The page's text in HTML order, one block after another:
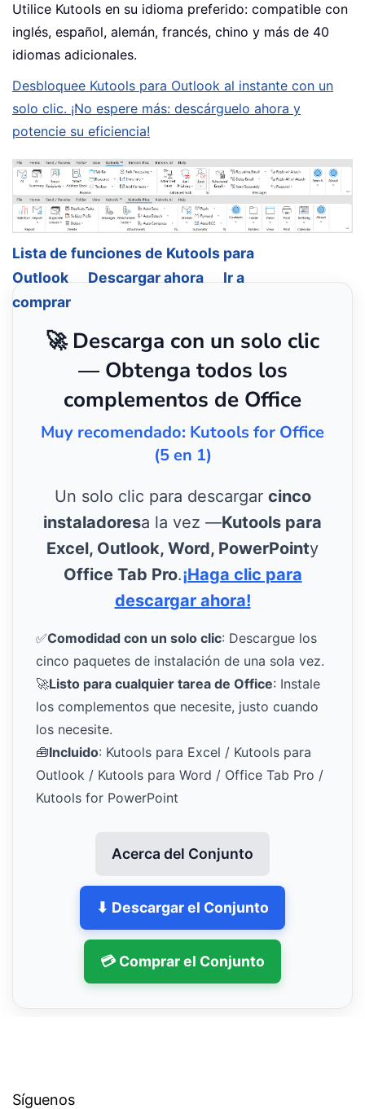
Utilice Kutools en su idioma preferido: compatible con
inglés, español, alemán, francés, chino y más de 40
idiomas adicionales.
Desbloquee Kutools para Outlook al instante con un
solo clic. ¡No espere más: descárguelo ahora y
potencie su eficiencia!
Lista de funciones de Kutools para
Outlook
Descargar ahora
Ir a
comprar
🚀 Descarga con un solo clic
— Obtenga todos los
complementos de Office
Muy recomendado: Kutools for Office
(5 en 1)
Un solo clic para descargar cinco
instaladoresa la vez —Kutools para
Excel, Outlook, Word, PowerPointy
Office Tab Pro.¡Haga clic para
descargar ahora!
✅Comodidad con un solo clic: Descargue los
cinco paquetes de instalación de una sola vez.
🚀Listo para cualquier tarea de Office: Instale
los complementos que necesite, justo cuando
los necesite.
🧰Incluido: Kutools para Excel / Kutools para
Outlook / Kutools para Word / Office Tab Pro /
Kutools for PowerPoint
Acerca del Conjunto
⬇ Descargar el Conjunto
💳 Comprar el Conjunto
Síguenos